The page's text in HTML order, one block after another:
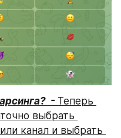
- Теперь
выбрать
канал и выбрать